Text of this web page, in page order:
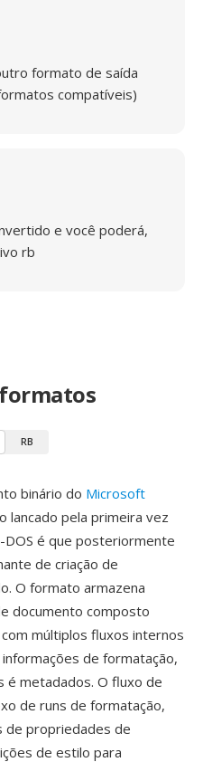
formato de saída
compatíveis)
e você poderá,
rb
RB
binário do Microsoft
lancado pela primeira vez
é que posteriormente
de criação de
O formato armazena
documento composto
múltiplos fluxos internos
de formatação,
é metadados. O fluxo de
de runs de formatação,
de propriedades de
de estilo para